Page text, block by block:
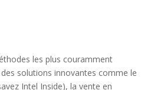
les plus couramment
solutions innovantes comme le
Intel Inside), la vente en